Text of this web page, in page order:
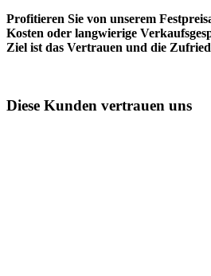
Profitieren Sie von unserem
Kosten oder langwierige
Ziel ist das Vertrauen und die
Diese Kunden vertrauen uns